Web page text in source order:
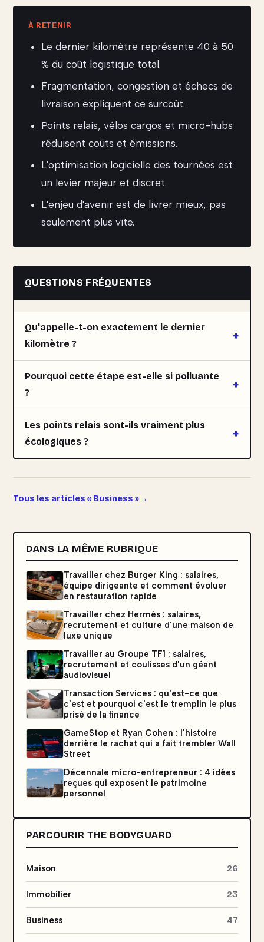
Le dernier kilomètre représente 40 à 50
% du coût logistique total.
Fragmentation, congestion et échecs de
livraison expliquent ce surcoût.
Points relais, vélos cargos et micro-hubs
réduisent coûts et émissions.
L'optimisation logicielle des tournées est
un levier majeur et discret.
L'enjeu d'avenir est de livrer mieux, pas
seulement plus vite.
QUESTIONS FRÉQUENTES
Qu'appelle-t-on exactement le dernier
kilomètre ?
Pourquoi cette étape est-elle si polluante
?
Les points relais sont-ils vraiment plus
écologiques ?
Tous les articles « Business »
DANS LA MÊME RUBRIQUE
Travailler chez Burger King : salaires,
équipe dirigeante et comment évoluer
en restauration rapide
Travailler chez Hermès : salaires,
recrutement et culture d'une maison de
luxe unique
Travailler au Groupe TF1 : salaires,
recrutement et coulisses d'un géant
audiovisuel
Transaction Services : qu'est-ce que
c'est et pourquoi c'est le tremplin le plus
prisé de la finance
GameStop et Ryan Cohen : l'histoire
derrière le rachat qui a fait trembler Wall
Street
Décennale micro-entrepreneur : 4 idées
reçues qui exposent le patrimoine
personnel
PARCOURIR THE BODYGUARD
Maison 26
Immobilier 23
Business 47